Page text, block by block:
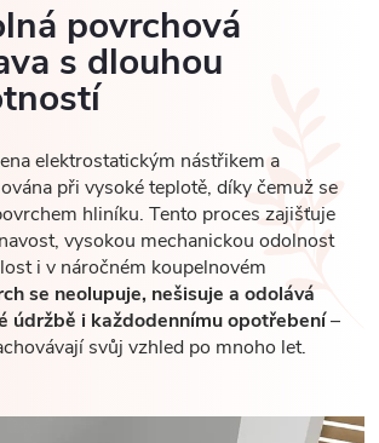
povrchová
s dlouhou
elektrostatickým nástřikem a
při vysoké teplotě, díky čemuž se
hliníku. Tento proces zajišťuje
vysokou mechanickou odolnost
i v náročném koupelnovém
se neolupuje, nešisuje a odolává
údržbě i každodennímu opotřebení–
svůj vzhled po mnoho let.